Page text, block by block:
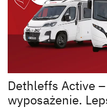
Dethleffs Active
wyposażenie.